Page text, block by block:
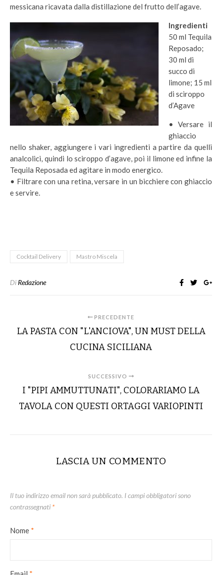
messicana ricavata dalla distillazione del frutto dell’agave.
Ingredienti
50 ml Tequila
Reposado;
30 ml di
succo di
limone; 15 ml
di sciroppo
d’Agave
• Versare il
ghiaccio
nello shaker, aggiungere i vari ingredienti a partire da quelli
analcolici, quindi lo sciroppo d’agave, poi il limone ed infine la
Tequila Reposada ed agitare in modo energico.
• Filtrare con una retina, versare in un bicchiere con ghiaccio
e servire.
Cocktail Delivery Mastro Miscela
Di Redazione
PRECEDENTE
LA PASTA CON "L'ANCIOVA", UN MUST DELLA
CUCINA SICILIANA
SUCCESSIVO
I "PIPI AMMUTTUNATI", COLORARIAMO LA
TAVOLA CON QUESTI ORTAGGI VARIOPINTI
LASCIA UN COMMENTO
Il tuo indirizzo email non sarà pubblicato. I campi obbligatori sono
contrassegnati *
Nome *